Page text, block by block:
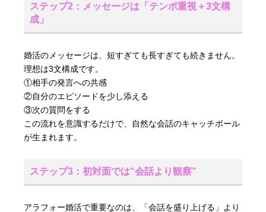
ステップ2：メッセージは「テンポ重視＋3文構
成」
婚活のメッセージは、短すぎても長すぎても続きません。
理想は3文構成です。
①相手の発言への共感
②自分のエピソードを少し添える
③次の質問をする
この流れを意識するだけで、自然な会話のキャッチボール
が生まれます。
ステップ3：初対面では“会話より観察”
アラフォー婚活で重要なのは、「会話を盛り上げる」より